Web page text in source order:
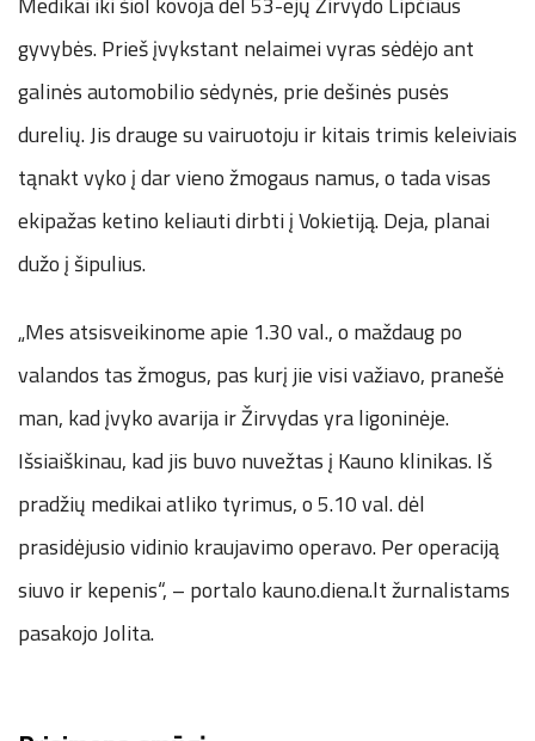
gyvybės. Prieš įvykstant nelaimei vyras sėdėjo ant
galinės automobilio sėdynės, prie dešinės pusės
durelių. Jis drauge su vairuotoju ir kitais trimis keleiviais
tąnakt vyko į dar vieno žmogaus namus, o tada visas
ekipažas ketino keliauti dirbti į Vokietiją. Deja, planai
dužo į šipulius.
„Mes atsisveikinome apie 1.30 val., o maždaug po
valandos tas žmogus, pas kurį jie visi važiavo, pranešė
man, kad įvyko avarija ir Žirvydas yra ligoninėje.
Išsiaiškinau, kad jis buvo nuvežtas į Kauno klinikas. Iš
pradžių medikai atliko tyrimus, o 5.10 val. dėl
prasidėjusio vidinio kraujavimo operavo. Per operaciją
siuvo ir kepenis“, – portalo kauno.diena.lt žurnalistams
pasakojo Jolita.